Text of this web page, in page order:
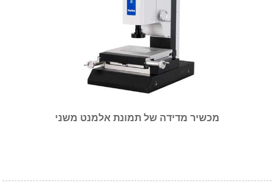
מכשיר מדידה של תמונת אלמנט משני